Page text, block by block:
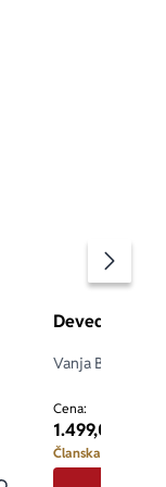
Devedesete
Vanja Bulić
Cena:
1.499,00
Članska cena i do: